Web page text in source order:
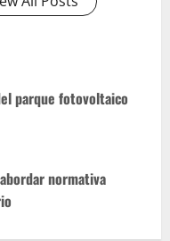
parque fotovoltaico
normativa